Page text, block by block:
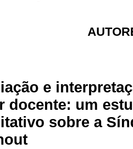
e
docente: um
sobre a